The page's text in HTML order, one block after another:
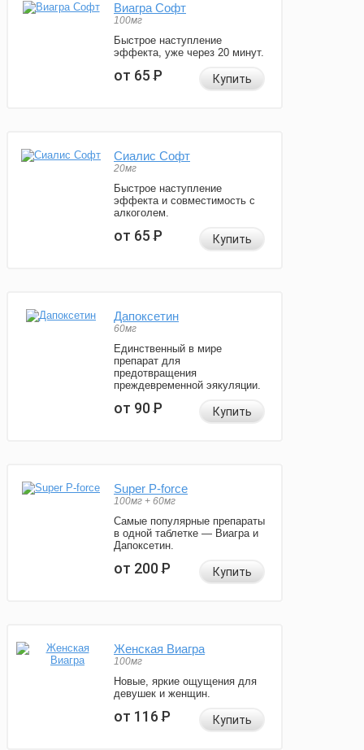
Виагра Софт
100мг
Быстрое наступление
эффекта, уже через 20 минут.
от 65Р Купить
Сиалис Софт
20мг
Быстрое наступление
эффекта и совместимость с
алкоголем.
от 65Р Купить
Дапоксетин
60мг
Единственный в мире
препарат для
предотвращения
преждевременной эякуляции.
от 90Р Купить
Super P-force
100мг + 60мг
Самые популярные препараты
в одной таблетке — Виагра и
Дапоксетин.
от 200Р Купить
Женская Виагра
100мг
Новые, яркие ощущения для
девушек и женщин.
от 116Р Купить